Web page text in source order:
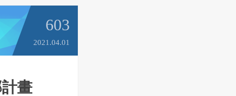
603
2021.04.01
畫